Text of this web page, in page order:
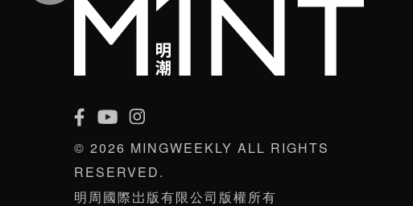
© 2026 MINGWEEKLY ALL RIGHTS
RESERVED.
明周國際岀版有限公司版權所有